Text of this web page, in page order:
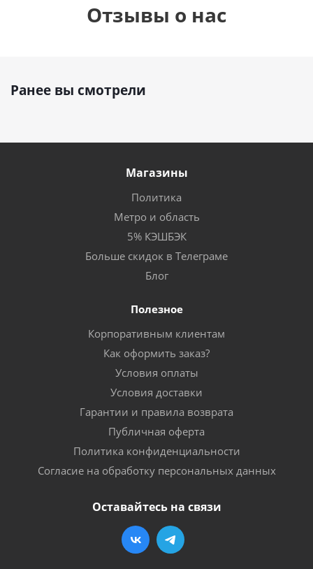
Отзывы о нас
Ранее вы смотрели
Магазины
Политика
Метро и область
5% КЭШБЭК
Больше скидок в Телеграме
Блог
Полезное
Корпоративным клиентам
Как оформить заказ?
Условия оплаты
Условия доставки
Гарантии и правила возврата
Публичная оферта
Политика конфиденциальности
Согласие на обработку персональных данных
Оставайтесь на связи